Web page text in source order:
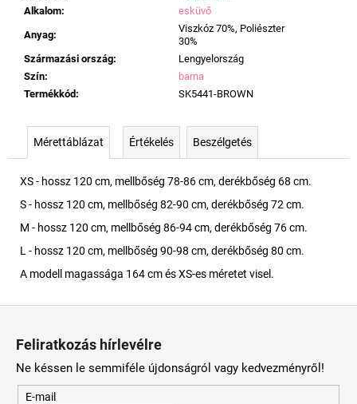
Alkalom:
esküvő
Anyag:
Viszkóz 70%, Poliészter
30%
Származási ország:
Lengyelország
Szín:
barna
Termékkód: SK5441-BROWN
Mérettáblázat Értékelés Beszélgetés
XS - hossz 120 cm, mellbőség 78-86 cm, derékbőség 68 cm.
S - hossz 120 cm, mellbőség 82-90 cm, derékbőség 72 cm.
M - hossz 120 cm, mellbőség 86-94 cm, derékbőség 76 cm.
L - hossz 120 cm, mellbőség 90-98 cm, derékbőség 80 cm.
A modell magassága 164 cm és XS-es méretet visel.
Feliratkozás hírlevélre
Ne késsen le semmiféle újdonságról vagy kedvezményről!
E-mail